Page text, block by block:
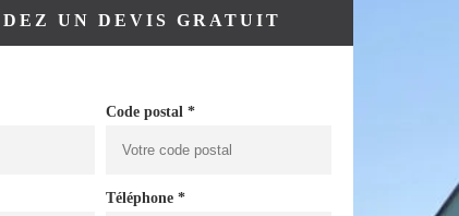
UN DEVIS GRATUIT
Code postal *
Téléphone *